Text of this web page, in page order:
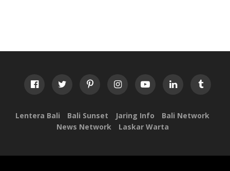
Lentera Bali Bali Sunset Jaring Info
Bali Network
News Network
Laskar Warta